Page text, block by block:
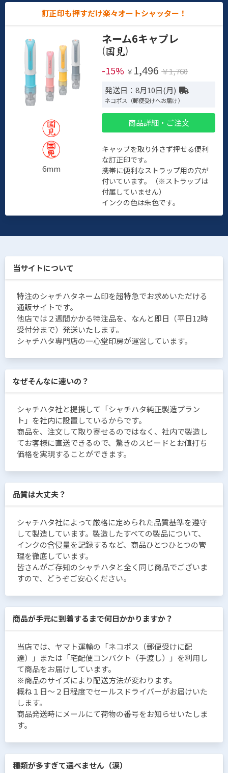
訂正印も押すだけ楽々オートシャッター！
6mm
ネーム6キャプレ
(
)
-15% ￥ 1,496 ￥1,760
発送日：8月10日(月)
ネコポス（郵便受けへお届け）
商品詳細・ご注文
キャップを取り外さず押せる便利
な訂正印です。
携帯に便利なストラップ用の穴が
付いています。（※ストラップは
付属していません）
インクの色は朱色です。
当サイトについて
特注のシャチハタネーム印を超特急でお求めいただける
通販サイトです。
他店では２週間かかる特注品を、なんと即日（平日12時
受付分まで）発送いたします。
シャチハタ専門店の一心堂印房が運営しています。
なぜそんなに速いの？
シャチハタ社と提携して「シャチハタ純正製造プラン
ト」を社内に設置しているからです。
商品を、注文して取り寄せるのではなく、社内で製造し
てお客様に直送できるので、驚きのスピードとお値打ち
価格を実現することができます。
品質は大丈夫？
シャチハタ社によって厳格に定められた品質基準を遵守
して製造しています。製造したすべての製品について、
インクの含侵量を記録するなど、商品ひとつひとつの管
理を徹底しています。
皆さんがご存知のシャチハタと全く同じ商品でございま
すので、どうぞご安心ください。
商品が手元に到着するまで何日かかりますか？
当店では、ヤマト運輸の「ネコポス（郵便受けに配
達）」または「宅配便コンパクト（手渡し）」を利用し
て商品をお届けしています。
※商品のサイズにより配送方法が変わります。
概ね１日〜２日程度でセールスドライバーがお届けいた
します。
商品発送時にメールにて荷物の番号をお知らせいたしま
す。
種類が多すぎて選べません（涙）